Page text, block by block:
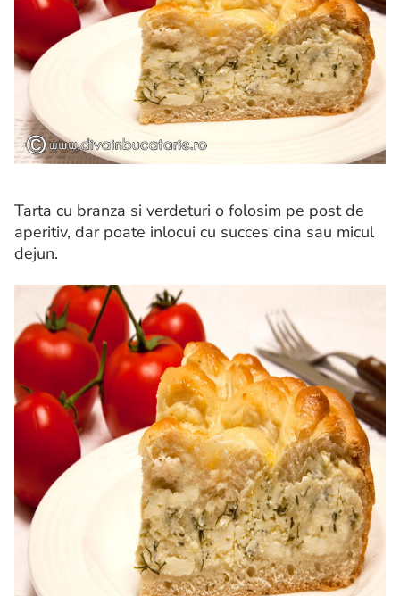
Tarta cu branza si verdeturi o folosim pe post de
aperitiv, dar poate inlocui cu succes cina sau micul
dejun.